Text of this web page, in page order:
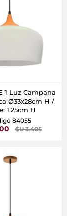
1 Luz Campana
Ø33x28cm H /
1.25cm H
84055
$U 3.405